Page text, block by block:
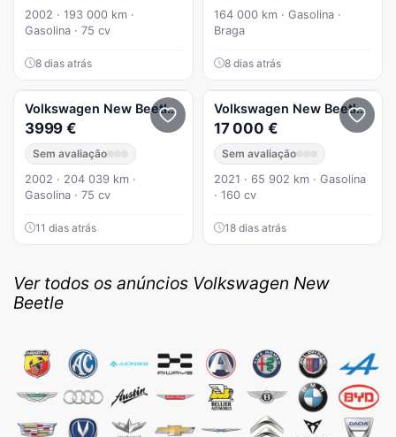
2002 · 193 000 km ·
Gasolina · 75 cv
8 dias atrás
164 000 km · Gasolina ·
Braga
8 dias atrás
Volkswagen New Beetle 1.4 EC
3999 €
Sem avaliação
2002 · 204 039 km ·
Gasolina · 75 cv
11 dias atrás
Volkswagen New Beetle
17 000 €
Sem avaliação
2021 · 65 902 km · Gasolina
· 160 cv
18 dias atrás
Ver todos os anúncios Volkswagen New
Beetle